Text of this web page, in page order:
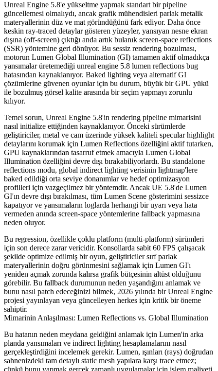
Unreal Engine 5.8'e yükseltme yapmak standart bir pipeline
güncellemesi olmalıydı, ancak grafik mühendisleri parlak metalik
materyallerinin düz ve mat göründüğünü fark ediyor. Daha önce
keskin ray-traced detaylar gösteren yüzeyler, yansıyan nesne ekran
dışına (off-screen) çıktığı anda artık bulanık screen-space reflections
(SSR) yöntemine geri dönüyor. Bu sessiz rendering bozulması,
motorun Lumen Global Illumination (GI) tamamen aktif olmadıkça
yansımalar üretemediği unreal engine 5.8 lumen reflections bug
hatasından kaynaklanıyor. Baked lighting veya alternatif GI
çözümlerine güvenen oyunlar için bu durum, büyük bir GPU yükü
ile bozulmuş görsel kalite arasında bir seçim yapmayı zorunlu
kılıyor.
Temel sorun, Unreal Engine 5.8'in rendering pipeline mimarisini
nasıl initialize ettiğinden kaynaklanıyor. Önceki sürümlerde
geliştiriciler, metal ve cam üzerinde yüksek kaliteli specular highlight
detaylarını korumak için Lumen Reflections özelliğini aktif tutarken,
GPU kaynaklarından tasarruf etmek amacıyla Lumen Global
Illumination özelliğini devre dışı bırakabiliyorlardı. Bu standalone
reflections modu, global indirect lighting verisinin lightmap'lere
baked edildiği orta seviye donanımlar ve hedef optimizasyon
profilleri için vazgeçilmez bir yöntemdir. Ancak UE 5.8'de Lumen
GI'ın devre dışı bırakılması, tüm Lumen Scene gösterimini sessizce
kapatıyor ve yansımaların loglarda herhangi bir uyarı veya hata
vermeden anında screen-space yöntemlerine fallback yapmasına
neden oluyor.
Bu regression, özellikle çoklu platform (multi-platform) sürümleri
için son derece zarar vericidir. Konsollarda sabit 60 FPS çalışacak
şekilde optimize edilmiş bir oyun, geliştiriciler sırf parlak
materyallerinin doğru görünmesini sağlamak için Lumen GI'ı
yeniden açmak zorunda kalırsa grafik bütçesinin altüst olduğunu
görebilir. Bu fallback durumunun neden yaşandığını anlamak ve
bunu nasıl patch edeceğinizi bilmek, 2026 yılında bir Unreal Engine
projesi yayınlayan veya güncelleyen herkes için kritik bir öneme
sahiptir.
Mimarinin Anlaşılması: Lumen Reflections vs. Global Illumination
Bu hatanın neden meydana geldiğini anlamak için Lumen'in arka
planda yansımaları ve indirect lighting hesaplamalarını nasıl
gerçekleştirdiğini incelemek gerekir. Lumen, ışınları (rays) doğrudan
sahnenizdeki tam detaylı static mesh yapılara karşı trace etmez;